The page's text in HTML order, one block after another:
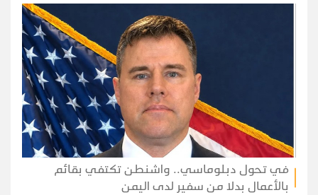
في تحول دبلوماسي.. واشنطن تكتفي بقائم
بالأعمال بدلا من سفير لدى اليمن